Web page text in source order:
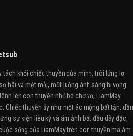
khỏi chiếc thuyền của mình, trôi lửng lơ
hãi và mệt mỏi, một luồng ánh sáng hi vọng
lên con thuyền nhỏ bé chơ vơ, LiamMay
thuyền ấy như một ác mộng bất tận, dần
sự kiện liêu kỳ và ám ảnh bắt đầu dày đặc,
sống của LiamMay trên con thuyền ma ám